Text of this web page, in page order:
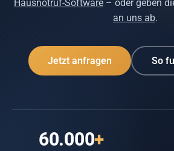
Hausnotruf-Software – oder geben
an uns ab.
Jetzt anfragen So
60.000+